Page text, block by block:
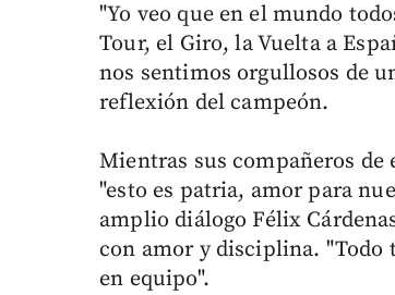
"Yo veo que en el mundo
Tour, el Giro, la Vuelta a
nos sentimos orgullosos de
reflexión del campeón.
Mientras sus compañeros de
"esto es patria, amor para
amplio diálogo Félix
con amor y disciplina.
en equipo".